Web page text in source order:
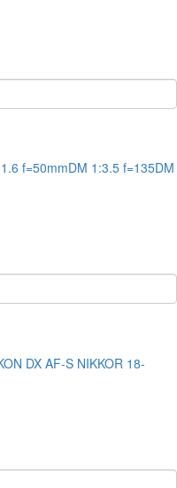
f=50mmDM 1:3.5 f=135DM
DX AF-S NIKKOR 18-